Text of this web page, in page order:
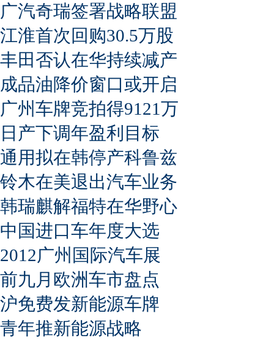
广汽奇瑞签署战略联盟
江淮首次回购30.5万股
丰田否认在华持续减产
成品油降价窗口或开启
广州车牌竞拍得9121万
日产下调年盈利目标
通用拟在韩停产科鲁兹
铃木在美退出汽车业务
韩瑞麒解福特在华野心
中国进口车年度大选
2012广州国际汽车展
前九月欧洲车市盘点
沪免费发新能源车牌
青年推新能源战略